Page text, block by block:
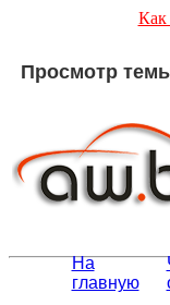
Как
Просмотр
На
главную